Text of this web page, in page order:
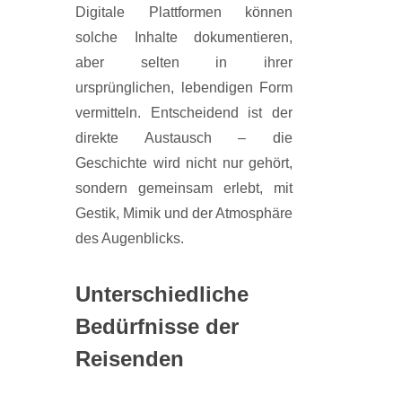
Digitale Plattformen können
solche Inhalte dokumentieren,
aber selten in ihrer
ursprünglichen, lebendigen Form
vermitteln. Entscheidend ist der
direkte Austausch – die
Geschichte wird nicht nur gehört,
sondern gemeinsam erlebt, mit
Gestik, Mimik und der Atmosphäre
des Augenblicks.
Unterschiedliche
Bedürfnisse der
Reisenden